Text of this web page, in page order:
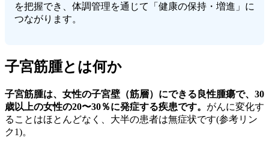
を把握でき、体調管理を通じて「健康の保持・増進」に
つながります。
子宮筋腫とは何か
子宮筋腫は、女性の子宮壁（筋層）にできる良性腫瘍で、30
歳以上の女性の20〜30％に発症する疾患です。 がんに変化す
ることはほとんどなく、大半の患者は無症状です(参考リン
ク1)。